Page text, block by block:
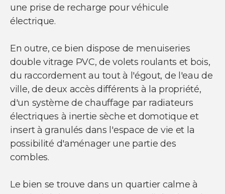
une prise de recharge pour véhicule
électrique.
En outre, ce bien dispose de menuiseries
double vitrage PVC, de volets roulants et bois,
du raccordement au tout à l'égout, de l'eau de
ville, de deux accès différents à la propriété,
d'un système de chauffage par radiateurs
électriques à inertie sèche et domotique et
insert à granulés dans l'espace de vie et la
possibilité d'aménager une partie des
combles.
Le bien se trouve dans un quartier calme à